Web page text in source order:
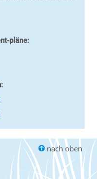
pläne:
nach oben